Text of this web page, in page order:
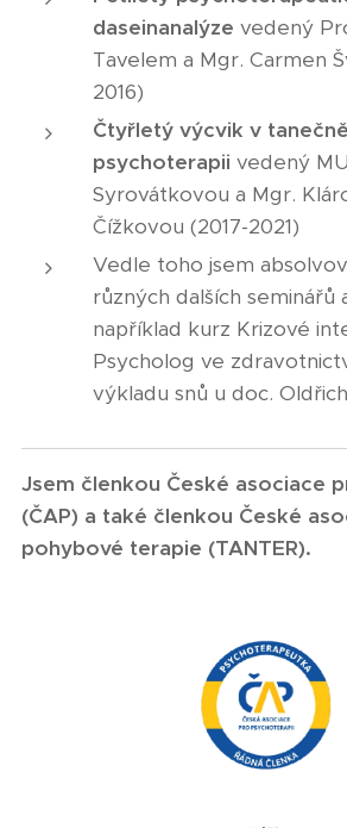
daseinanalýze vedený
Tavelem a Mgr. Carmen
2016)
Čtyřletý výcvik v
psychoterapii vedený
Syrovátkovou a Mgr.
Čížkovou (2017-2021)
Vedle toho jsem
různých dalších seminářů
například kurz Krizové
Psycholog ve
výkladu snů u doc.
Jsem členkou České asociace
(ČAP) a také členkou České
pohybové terapie (TANTER).